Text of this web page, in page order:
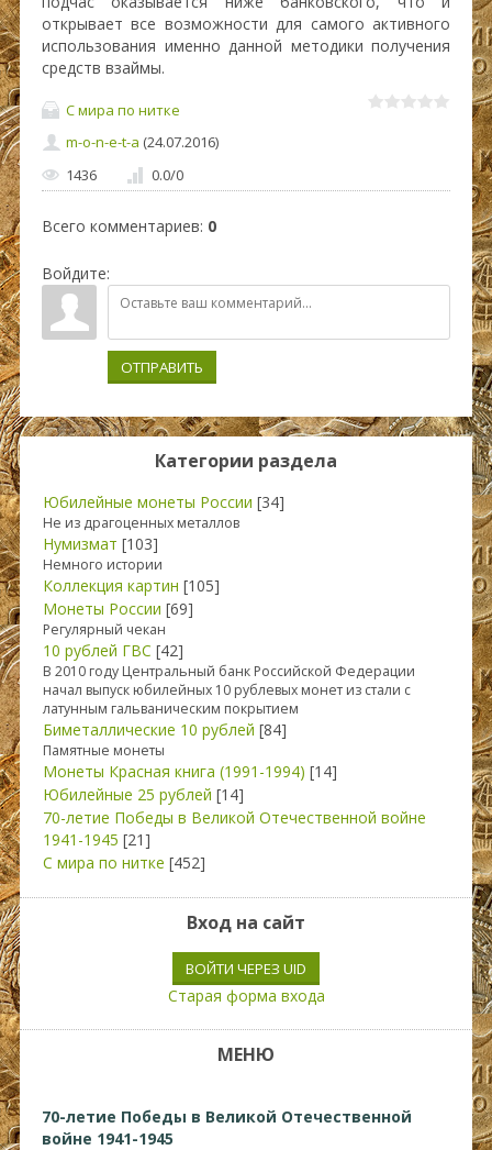
открывает все возможности для самого активного
использования именно данной методики получения
средств взаймы.
С мира по нитке
m-o-n-e-t-a (24.07.2016)
1436
0.0/0
Всего комментариев: 0
Войдите:
ОТПРАВИТЬ
Категории раздела
Юбилейные монеты России [34]
Не из драгоценных металлов
Нумизмат [103]
Немного истории
Коллекция картин [105]
Монеты России [69]
Регулярный чекан
10 рублей ГВС [42]
В 2010 году Центральный банк Российской Федерации
начал выпуск юбилейных 10 рублевых монет из стали с
латунным гальваническим покрытием
Биметаллические 10 рублей [84]
Памятные монеты
Монеты Красная книга (1991-1994) [14]
Юбилейные 25 рублей [14]
70-летие Победы в Великой Отечественной войне
1941-1945 [21]
С мира по нитке [452]
Вход на сайт
ВОЙТИ ЧЕРЕЗ UID
Старая форма входа
МЕНЮ
70-летие Победы в Великой Отечественной
войне 1941-1945